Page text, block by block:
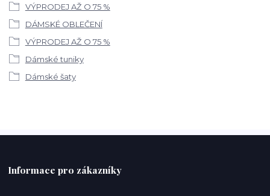
VÝPRODEJ AŽ O 75 %
DÁMSKÉ OBLEČENÍ
VÝPRODEJ AŽ O 75 %
Dámské tuniky
Dámské šaty
Informace pro zákazníky